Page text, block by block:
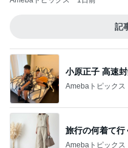
記
小原正子 高速
Amebaトピックス
旅行の何着て行
Amebaトピックス